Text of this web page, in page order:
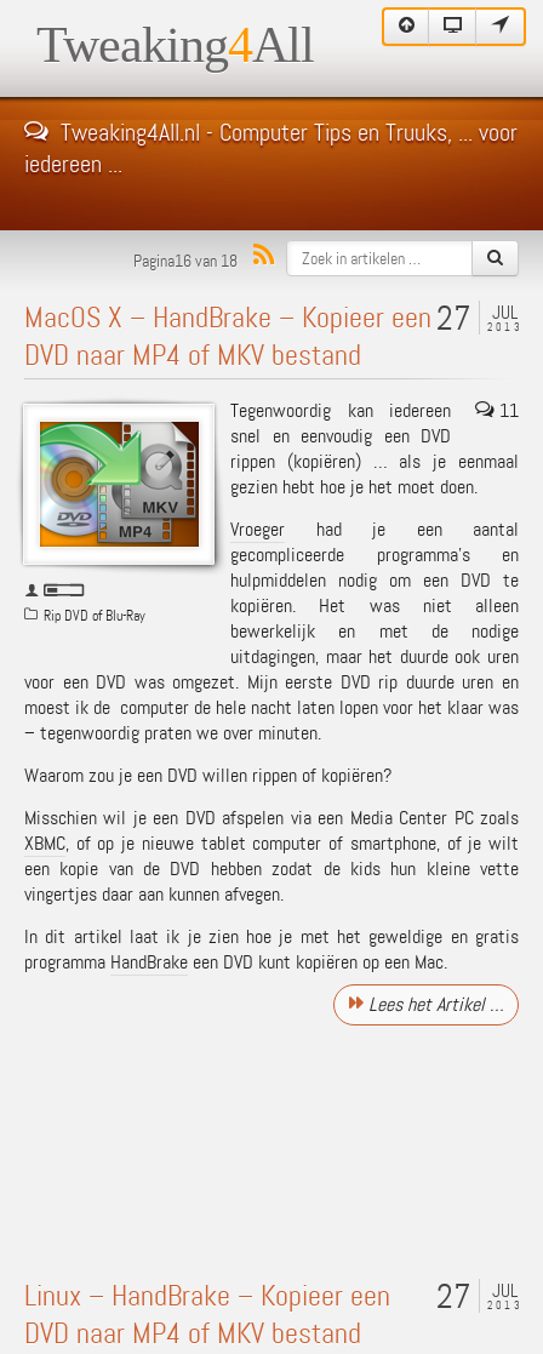
Tweaking4All
Tweaking4All.nl - Computer Tips en Truuks, ... voor
iedereen ...
Pagina16 van 18
JUL
2013
27
MacOS X – HandBrake – Kopieer een
DVD naar MP4 of MKV bestand
Rip DVD of Blu-Ray
11
Tegenwoordig kan iedereen
snel en eenvoudig een DVD
rippen (kopiëren) … als je eenmaal
gezien hebt hoe je het moet doen.
Vroeger had je een aantal
gecompliceerde programma’s en
hulpmiddelen nodig om een DVD te
kopiëren. Het was niet alleen
bewerkelijk en met de nodige
uitdagingen, maar het duurde ook uren
voor een DVD was omgezet. Mijn eerste DVD rip duurde uren en
moest ik de computer de hele nacht laten lopen voor het klaar was
– tegenwoordig praten we over minuten.
Waarom zou je een DVD willen rippen of kopiëren?
Misschien wil je een DVD afspelen via een Media Center PC zoals
XBMC, of op je nieuwe tablet computer of smartphone, of je wilt
een kopie van de DVD hebben zodat de kids hun kleine vette
vingertjes daar aan kunnen afvegen.
In dit artikel laat ik je zien hoe je met het geweldige en gratis
programma HandBrake een DVD kunt kopiëren op een Mac.
Lees het Artikel …
JUL
2013
27
Linux – HandBrake – Kopieer een
DVD naar MP4 of MKV bestand